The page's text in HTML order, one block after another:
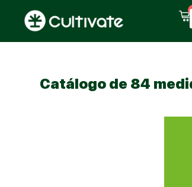
Catálogo de 84